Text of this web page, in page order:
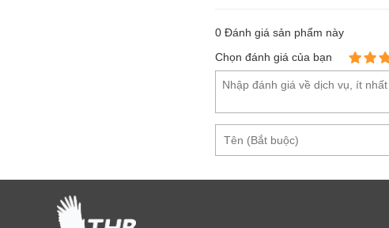
0 Đánh giá sản phẩm này
Chọn đánh giá của bạn